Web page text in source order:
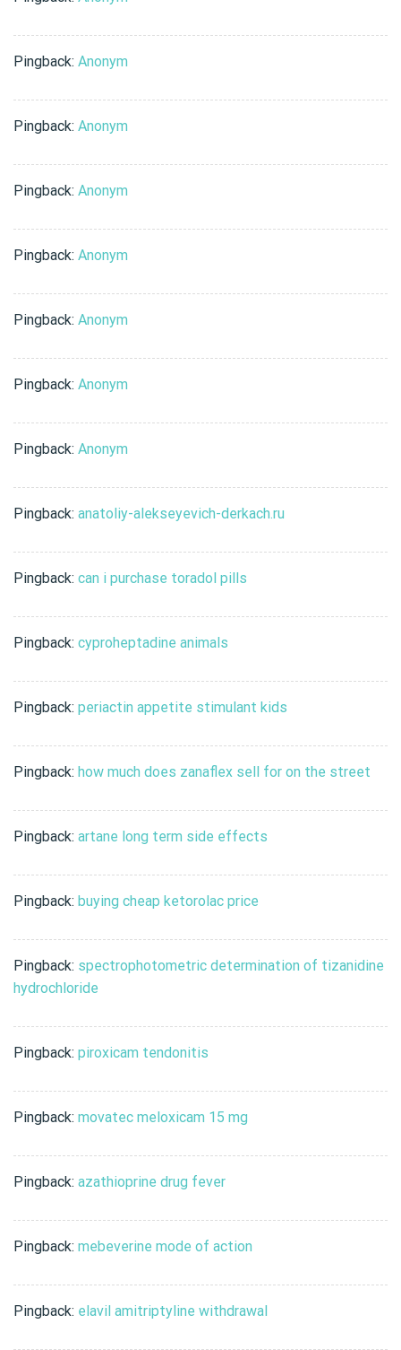
Pingback: Anonym
Pingback: Anonym
Pingback: Anonym
Pingback: Anonym
Pingback: Anonym
Pingback: Anonym
Pingback: Anonym
Pingback: anatoliy-alekseyevich-derkach.ru
Pingback: can i purchase toradol pills
Pingback: cyproheptadine animals
Pingback: periactin appetite stimulant kids
Pingback: how much does zanaflex sell for on the street
Pingback: artane long term side effects
Pingback: buying cheap ketorolac price
Pingback: spectrophotometric determination of tizanidine
hydrochloride
Pingback: piroxicam tendonitis
Pingback: movatec meloxicam 15 mg
Pingback: azathioprine drug fever
Pingback: mebeverine mode of action
Pingback: elavil amitriptyline withdrawal